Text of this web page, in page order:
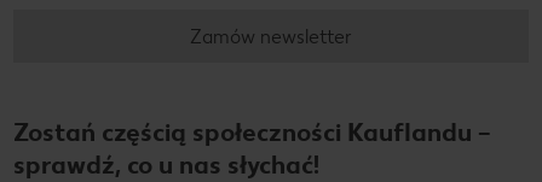
Zamów newsletter
Zostań częścią społeczności Kauflandu –
sprawdź, co u nas słychać!